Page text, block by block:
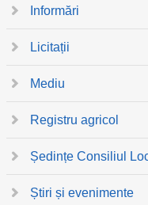
Informări
Licitații
Mediu
Registru agricol
Ședințe Consiliul
Știri și evenimente